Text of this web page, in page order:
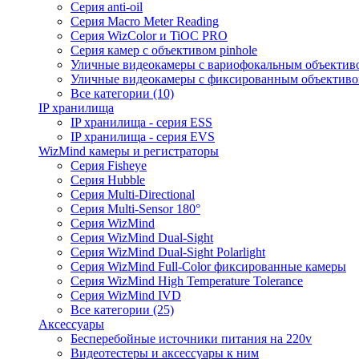
Серия anti-oil
Серия Macro Meter Reading
Серия WizColor и TiOC PRO
Серия камер с объективом pinhole
Уличные видеокамеры с вариофокальным
Уличные видеокамеры с фиксированным
Все категории (10)
IP хранилища
IP хранилища - серия ESS
IP хранилища - серия EVS
WizMind камеры и регистраторы
Серия Fisheye
Серия Hubble
Серия Multi-Directional
Серия Multi-Sensor 180°
Серия WizMind
Серия WizMind Dual-Sight
Серия WizMind Dual-Sight Polarlight
Серия WizMind Full-Color фиксированные камеры
Серия WizMind High Temperature Tolerance
Серия WizMind IVD
Все категории (25)
Аксессуары
Бесперебойные источники питания на 220v
Видеотестеры и аксессуары к ним